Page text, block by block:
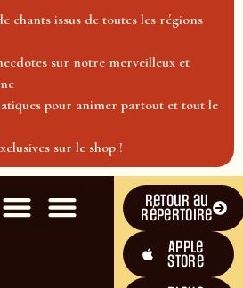
chants issus de toutes les régions
sur notre merveilleux et
pour animer partout et tout le
sur le shop !
Retour au
répertoire
Apple
Store